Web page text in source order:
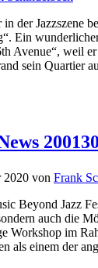
der Jazzszene
Ein
Avenue“, weil
sein Quartier
200130
2020 von Frank
Beyond Jazz
auch die
Workshop im
als einem der